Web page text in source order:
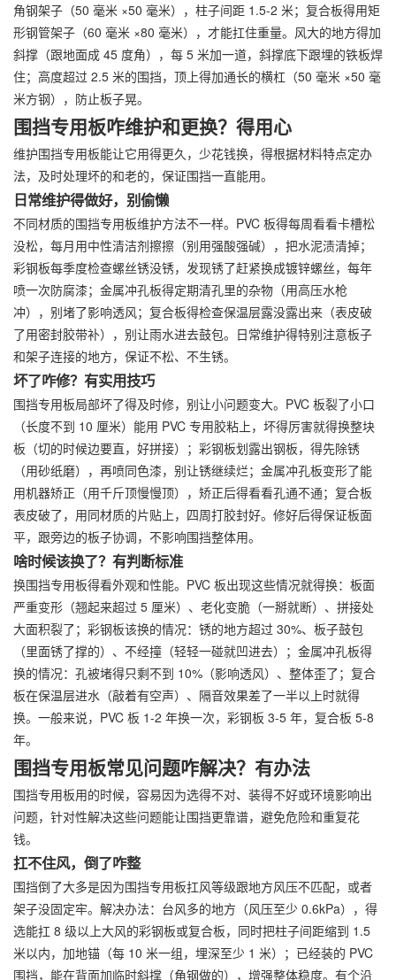
角钢架子（50 毫米 ×50 毫米），柱子间距 1.5-2 米；复合板得用矩
形钢管架子（60 毫米 ×80 毫米），才能扛住重量。风大的地方得加
斜撑（跟地面成 45 度角），每 5 米加一道，斜撑底下跟埋的铁板焊
住；高度超过 2.5 米的围挡，顶上得加通长的横杠（50 毫米 ×50 毫
米方钢），防止板子晃。
围挡专用板咋维护和更换？得用心
维护围挡专用板能让它用得更久，少花钱换，得根据材料特点定办
法，及时处理坏的和老的，保证围挡一直能用。
日常维护得做好，别偷懒
不同材质的围挡专用板维护方法不一样。PVC 板得每周看看卡槽松
没松，每月用中性清洁剂擦擦（别用强酸强碱），把水泥渍清掉；
彩钢板每季度检查螺丝锈没锈，发现锈了赶紧换成镀锌螺丝，每年
喷一次防腐漆；金属冲孔板得定期清孔里的杂物（用高压水枪
冲），别堵了影响透风；复合板得检查保温层露没露出来（表皮破
了用密封胶带补），别让雨水进去鼓包。日常维护得特别注意板子
和架子连接的地方，保证不松、不生锈。
坏了咋修？有实用技巧
围挡专用板局部坏了得及时修，别让小问题变大。PVC 板裂了小口
（长度不到 10 厘米）能用 PVC 专用胶粘上，坏得厉害就得换整块
板（切的时候边要直，好拼接）；彩钢板划露出钢板，得先除锈
（用砂纸磨），再喷同色漆，别让锈继续烂；金属冲孔板变形了能
用机器矫正（用千斤顶慢慢顶），矫正后得看看孔通不通；复合板
表皮破了，用同材质的片贴上，四周打胶封好。修好后得保证板面
平，跟旁边的板子协调，不影响围挡整体用。
啥时候该换了？有判断标准
换围挡专用板得看外观和性能。PVC 板出现这些情况就得换：板面
严重变形（翘起来超过 5 厘米）、老化变脆（一掰就断）、拼接处
大面积裂了；彩钢板该换的情况：锈的地方超过 30%、板子鼓包
（里面锈了撑的）、不经撞（轻轻一碰就凹进去）；金属冲孔板得
换的情况：孔被堵得只剩不到 10%（影响透风）、整体歪了；复合
板在保温层进水（敲着有空声）、隔音效果差了一半以上时就得
换。一般来说，PVC 板 1-2 年换一次，彩钢板 3-5 年，复合板 5-8
年。
围挡专用板常见问题咋解决？有办法
围挡专用板用的时候，容易因为选得不对、装得不好或环境影响出
问题，针对性解决这些问题能让围挡更靠谱，避免危险和重复花
钱。
扛不住风，倒了咋整
围挡倒了大多是因为围挡专用板扛风等级跟地方风压不匹配，或者
架子没固定牢。解决办法：台风多的地方（风压至少 0.6kPa），得
选能扛 8 级以上大风的彩钢板或复合板，同时把柱子间距缩到 1.5
米以内，加地锚（每 10 米一组，埋深至少 1 米）；已经装的 PVC
围挡，能在背面加临时斜撑（角钢做的），增强整体稳度。有个沿